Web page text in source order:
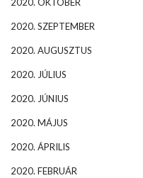
2020. OKTÓBER
2020. SZEPTEMBER
2020. AUGUSZTUS
2020. JÚLIUS
2020. JÚNIUS
2020. MÁJUS
2020. ÁPRILIS
2020. FEBRUÁR